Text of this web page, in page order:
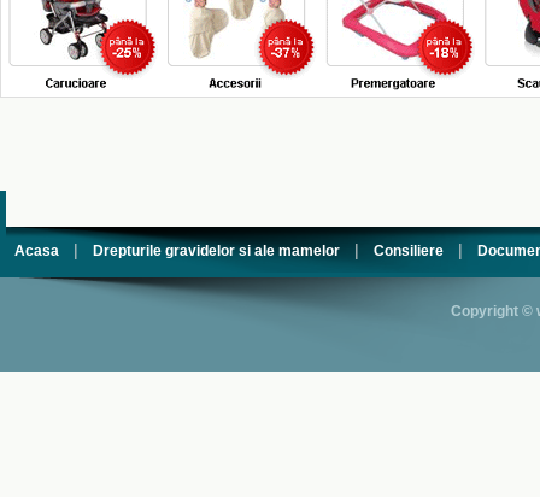
Acasa |Drepturile gravidelor si ale mamelor |Consiliere |
Copyright ©